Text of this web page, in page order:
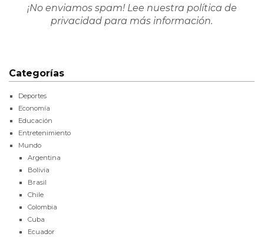
¡No enviamos spam! Lee nuestra política de
privacidad para más información.
Categorías
Deportes
Economía
Educación
Entretenimiento
Mundo
Argentina
Bolivia
Brasil
Chile
Colombia
Cuba
Ecuador